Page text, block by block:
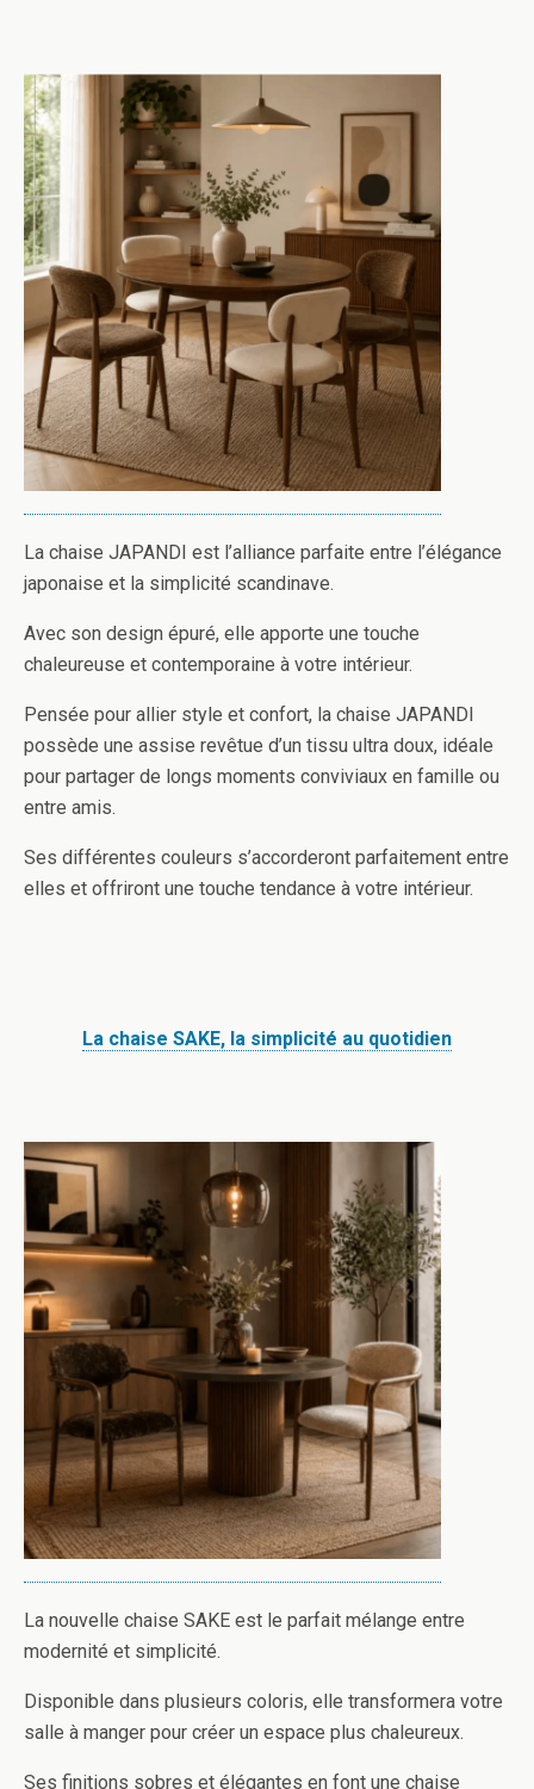
La chaise JAPANDI est l’alliance parfaite entre l’élégance
japonaise et la simplicité scandinave.
Avec son design épuré, elle apporte une touche
chaleureuse et contemporaine à votre intérieur.
Pensée pour allier style et confort, la chaise JAPANDI
possède une assise revêtue d’un tissu ultra doux, idéale
pour partager de longs moments conviviaux en famille ou
entre amis.
Ses différentes couleurs s’accorderont parfaitement entre
elles et offriront une touche tendance à votre intérieur.
La chaise SAKE, la simplicité au quotidien
La nouvelle chaise SAKE est le parfait mélange entre
modernité et simplicité.
Disponible dans plusieurs coloris, elle transformera votre
salle à manger pour créer un espace plus chaleureux.
Ses finitions sobres et élégantes en font une chaise